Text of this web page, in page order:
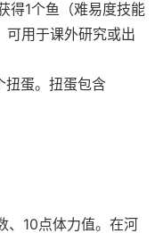
得1个鱼（难易度技能
可用于课外研究或出
扭蛋。扭蛋包含
、10点体力值。在河